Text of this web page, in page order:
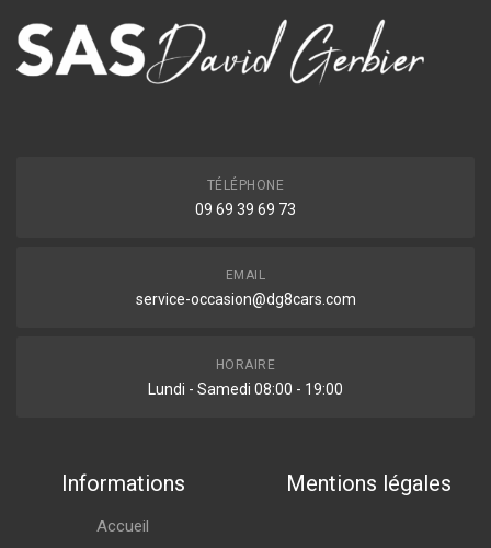
TÉLÉPHONE
09 69 39 69 73
EMAIL
service-occasion@dg8cars.com
HORAIRE
Lundi - Samedi 08:00 - 19:00
Informations
Accueil
Mentions légales